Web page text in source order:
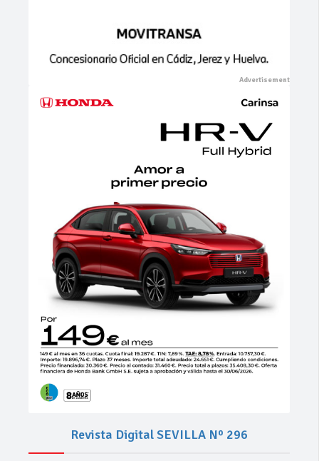
Revista Digital SEVILLA Nº 296